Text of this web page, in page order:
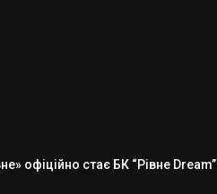
офіційно стає БК “Рівне Dream”